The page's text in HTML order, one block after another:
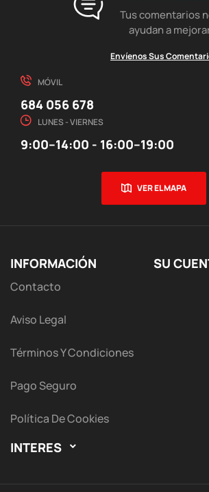
Tus comentarios
ayudan a
Envíenos Sus
MÓVIL
684 056 678
LUNES - VIERNES
9:00–14:00 - 16:00–19:00
VER EL MAPA
INFORMACIÓN
Contacto
Aviso Legal
Términos Y Condiciones
Pago Seguro
Política De Cookies
SU
INTERES 